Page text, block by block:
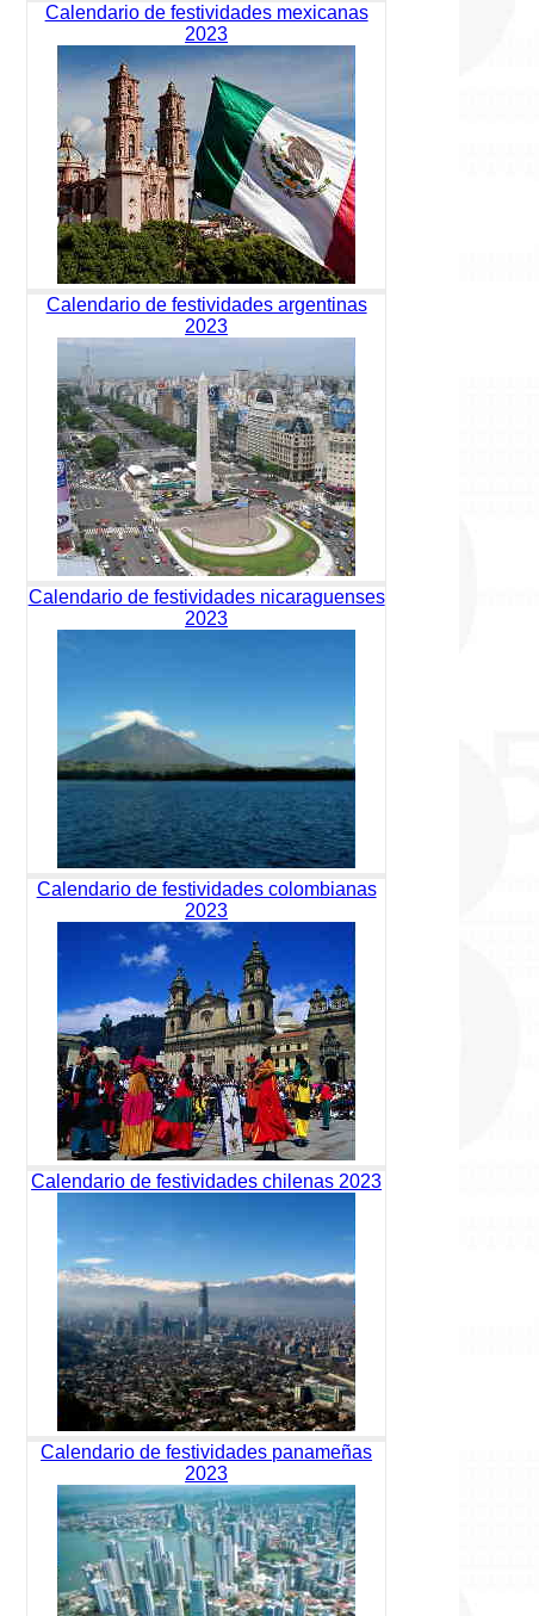
Calendario de festividades mexicanas
2023
Calendario de festividades argentinas
2023
Calendario de festividades nicaraguenses
2023
Calendario de festividades colombianas
2023
Calendario de festividades chilenas 2023
Calendario de festividades panameñas
2023